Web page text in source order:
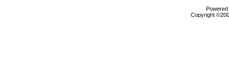
Copyright